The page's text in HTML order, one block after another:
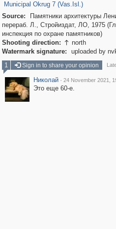
Municipal Okrug 7 (Vas.Isl.)
Source:
Памятники архитектуры
перераб. Л., Стройиздат, ЛО, 1975
инспекция по охране памятников)
Shooting direction:  north
Watermark signature:
uploaded by
1
Sign in to share your opinion
Николай · 24 November 2021,
Это еще 60-е.